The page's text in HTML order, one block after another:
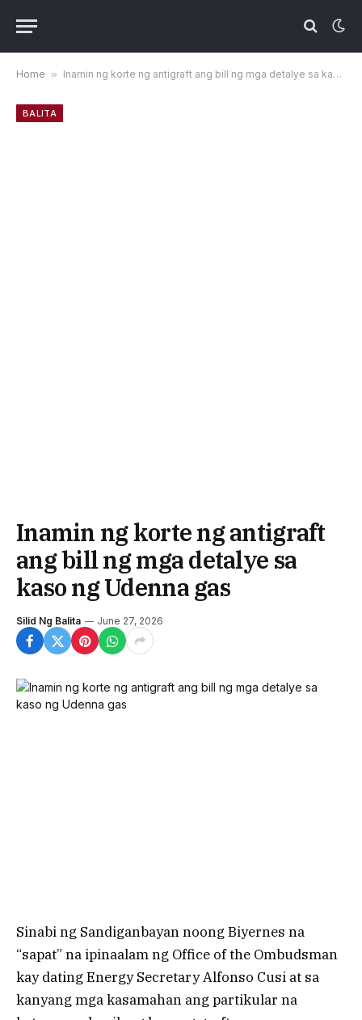
Home » Inamin ng korte ng antigraft ang bill ng mga detalye sa kaso ng Udenna gas
BALITA
Inamin ng korte ng antigraft
ang bill ng mga detalye sa
kaso ng Udenna gas
Silid Ng Balita June 27, 2026
Sinabi ng Sandiganbayan noong Biyernes na
“sapat” na ipinaalam ng Office of the Ombudsman
kay dating Energy Secretary Alfonso Cusi at sa
kanyang mga kasamahan ang partikular na